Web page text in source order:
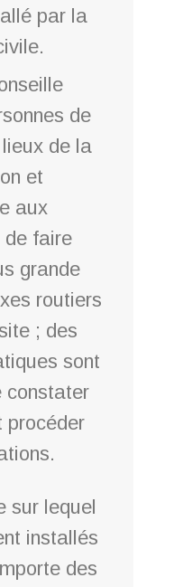
par la
de
de la
et
aux
de faire
grande
routiers
; des
sont
constater
procéder
sur lequel
installés
des